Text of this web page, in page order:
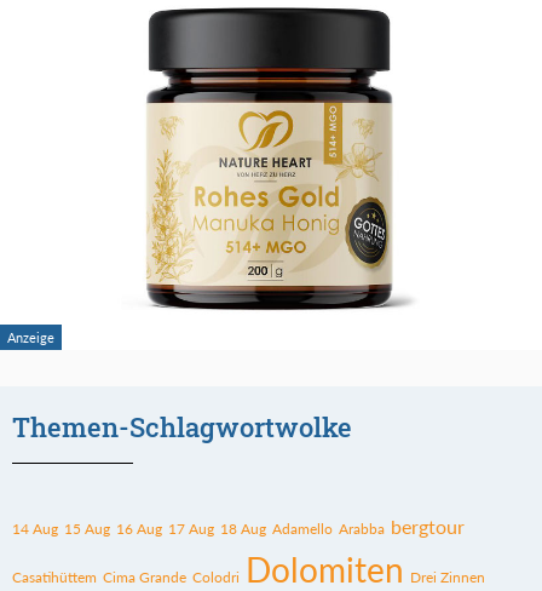
Themen-Schlagwortwolke
14 Aug 15 Aug 16 Aug 17 Aug 18 Aug Adamello Arabba bergtour
Casatihüttem Cima Grande Colodri Dolomiten Drei Zinnen